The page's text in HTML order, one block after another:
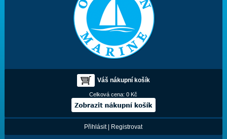
Váš nákupní košík
Celková cena:0 Kč
Přihlásit| Registrovat